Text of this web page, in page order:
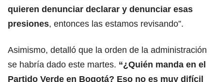
quieren denunciar declarar y denunciar esas
presiones, entonces las estamos revisando”.
Asimismo, detalló que la orden de la administración
se habría dado este martes. “¿Quién manda en el
Partido Verde en Bogotá? Eso no es muy difícil